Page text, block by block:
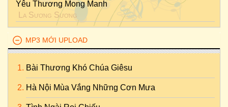
Yêu Thương Mong Manh
La Sương Sương
MP3 MỚI UPLOAD
Bài Thương Khó Chúa Giêsu
Hà Nội Mùa Vắng Những Cơn Mưa